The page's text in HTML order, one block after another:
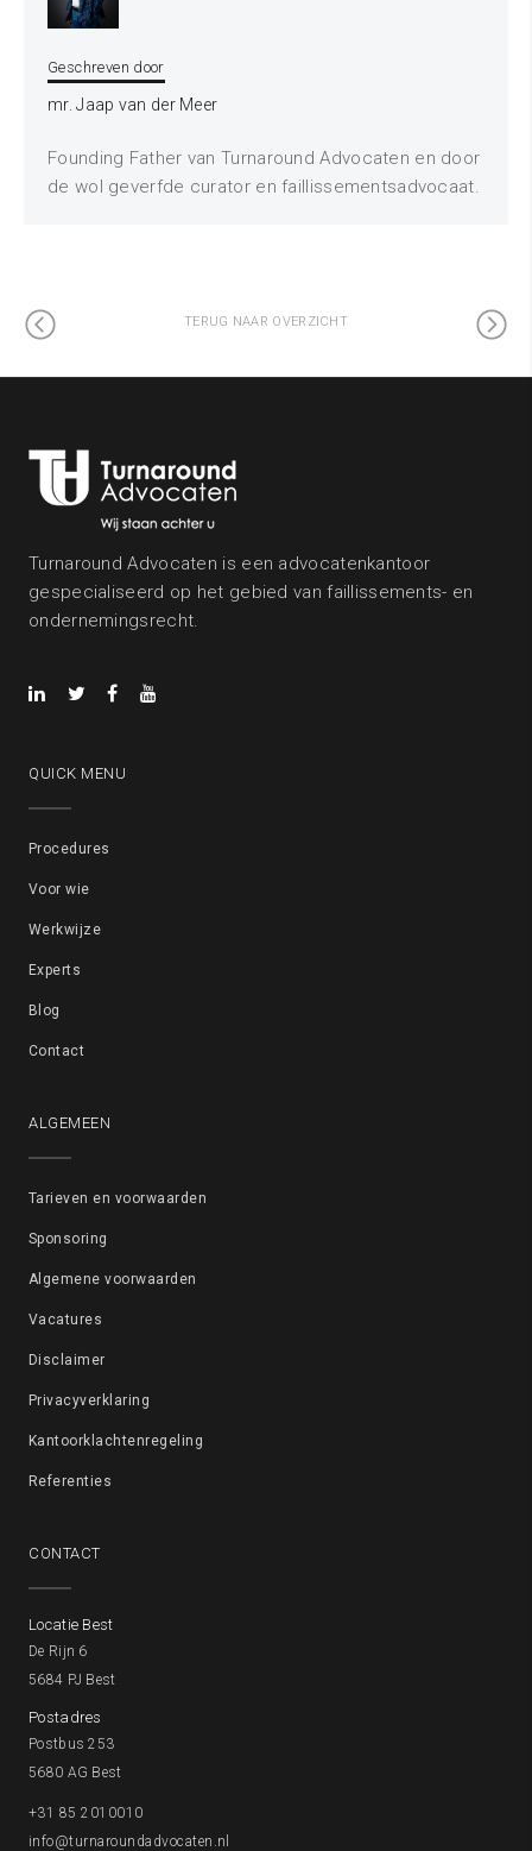
Geschreven door
mr. Jaap van der Meer
Founding Father van Turnaround Advocaten en door
de wol geverfde curator en faillissementsadvocaat.
TERUG NAAR OVERZICHT
Turnaround Advocaten is een advocatenkantoor
gespecialiseerd op het gebied van faillissements- en
ondernemingsrecht.
QUICK MENU
Procedures
Voor wie
Werkwijze
Experts
Blog
Contact
ALGEMEEN
Tarieven en voorwaarden
Sponsoring
Algemene voorwaarden
Vacatures
Disclaimer
Privacyverklaring
Kantoorklachtenregeling
Referenties
CONTACT
Locatie Best
De Rijn 6
5684 PJ Best
Postadres
Postbus 253
5680 AG Best
+31 85 2010010
info@turnaroundadvocaten.nl